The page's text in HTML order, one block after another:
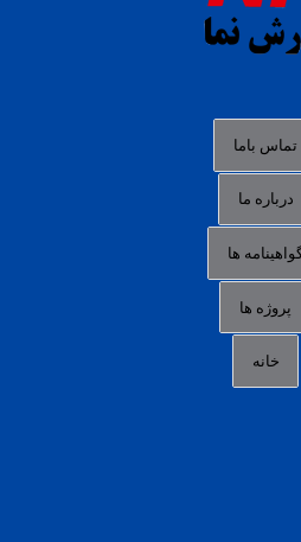
agen slot deposit
data togel hk
login
link alternatif
idn poker
agen slot online
تماس باما
درباره ما
ها
پروژه ها
خانه